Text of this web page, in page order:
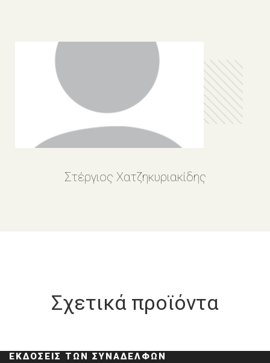
Στέργιος Χατζηκυριακίδης
Σχετικά προϊόντα
ΕΚΔΌΣΕΙΣ ΤΩΝ ΣΥΝΑΔΈΛΦΩΝ